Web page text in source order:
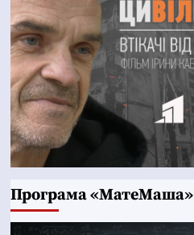
Програма «МатеМаша»